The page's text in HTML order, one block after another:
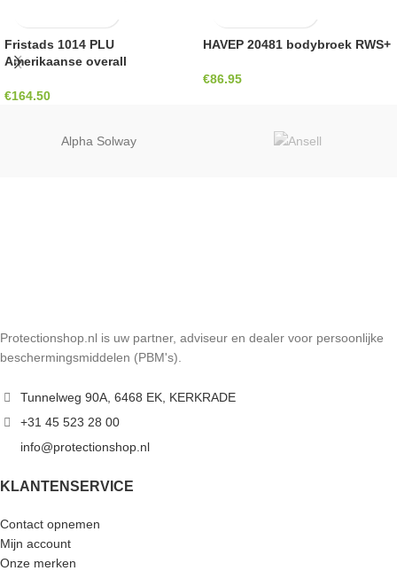
Fristads 1014 PLU
Amerikaanse overall
€164.50
HAVEP 20481 bodybroek RWS+
€86.95
Alpha Solway
Protectionshop.nl is uw partner, adviseur en dealer voor persoonlijke
beschermingsmiddelen (PBM's).
Tunnelweg 90A, 6468 EK, KERKRADE
+31 45 523 28 00
info@protectionshop.nl
KLANTENSERVICE
Contact opnemen
Mijn account
Onze merken